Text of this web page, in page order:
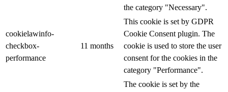
the category "Necessary".
cookielawinfo-
checkbox-
performance
11 months
This cookie is set by GDPR
Cookie Consent plugin. The
cookie is used to store the user
consent for the cookies in the
category "Performance".
The cookie is set by the